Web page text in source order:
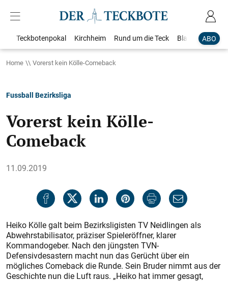
ABO
Teckbotenpokal Kirchheim Rund um die Teck Blaulicht
Home Vorerst kein Kölle-Comeback
Fussball Bezirksliga
Vorerst kein Kölle-
Comeback
11.09.2019
Heiko Kölle galt beim Bezirksligisten TV Neidlingen als
Abwehrstabilisator, präziser Spieleröffner, klarer
Kommandogeber. Nach den jüngsten TVN-
Defensivdesastern macht nun das Gerücht über ein
mögliches Comeback die Runde. Sein Bruder nimmt aus der
Geschichte nun die Luft raus. „Heiko hat immer gesagt,